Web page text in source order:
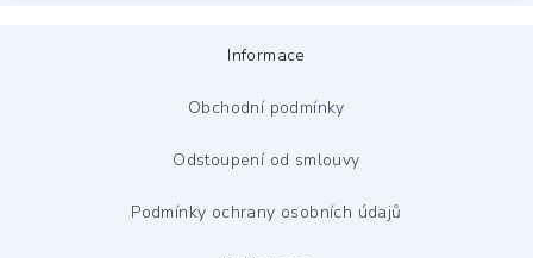
Informace
Obchodní podmínky
Odstoupení od smlouvy
Podmínky ochrany osobních údajů